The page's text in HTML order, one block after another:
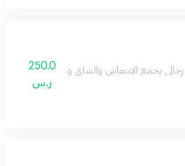
يجمع الانتعاش والشاي وخشب250.0
ر.س